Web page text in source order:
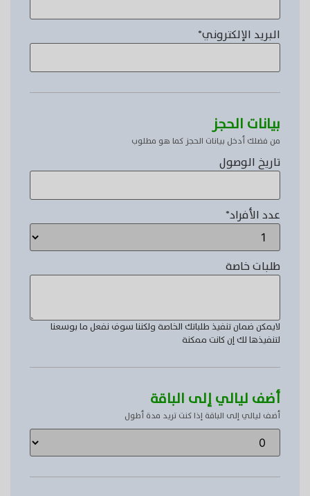
البريد الإلكتروني*
بيانات الحجز
من فضلك أدخل بيانات الحجز كما هو مطلوب
تاريخ الوصول
عدد الأفراد*
طلبات خاصة
لايمكن ضمان تنفيذ طلباتك الخاصة ولكننا سوف نفعل ما بوسعنا
لتنفيذها لك إن كانت ممكنة
أضف ليالي إلى الباقة
أضف ليالي إلى الباقة إذا كنت تريد مدة أطول